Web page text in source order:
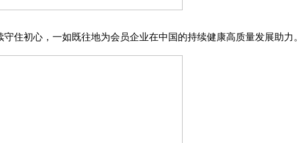
住初心，一如既往地为会员企业在中国的持续健康高质量发展助力。